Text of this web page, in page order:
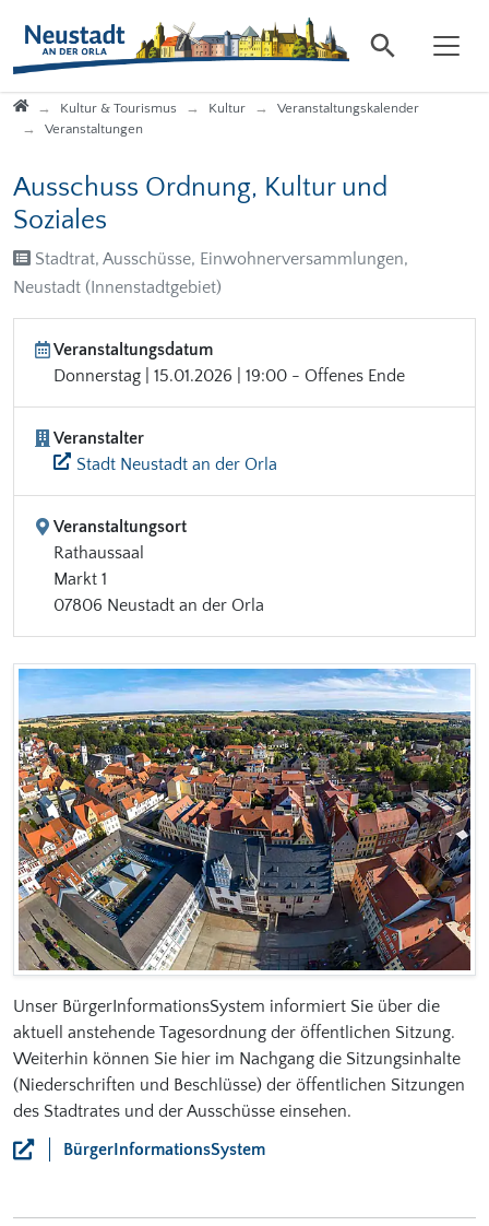
StartseiteKultur & Tourismus Kultur
Veranstaltungskalender
Veranstaltungen
Ausschuss Ordnung, Kultur und
Soziales
Stadtrat, Ausschüsse, Einwohnerversammlungen,
Neustadt (Innenstadtgebiet)
Veranstaltungsdatum
Donnerstag | 15.01.2026 | 19:00 - Offenes Ende
Veranstalter
Stadt Neustadt an der Orla
Veranstaltungsort
Rathaussaal
Markt 1
07806 Neustadt an der Orla
Unser BürgerInformationsSystem informiert Sie über die
aktuell anstehende Tagesordnung der öffentlichen Sitzung.
Weiterhin können Sie hier im Nachgang die Sitzungsinhalte
(Niederschriften und Beschlüsse) der öffentlichen Sitzungen
des Stadtrates und der Ausschüsse einsehen.
BürgerInformationsSystem